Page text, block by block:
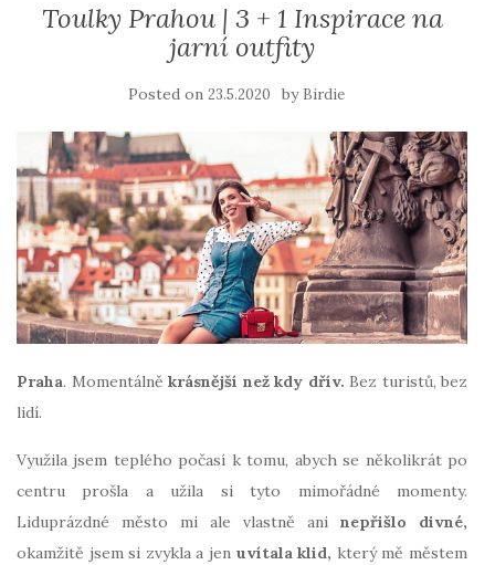
Toulky Prahou | 3 + 1 Inspirace na
jarní outfity
Posted on 23.5.2020 by Birdie
Praha. Momentálně krásnější než kdy dřív. Bez turistů, bez
lidí.
Využila jsem teplého počasí k tomu, abych se několikrát po
centru prošla a užila si tyto mimořádné momenty.
Liduprázdné město mi ale vlastně ani nepřišlo divné,
okamžitě jsem si zvykla a jen uvítala klid, který mě městem